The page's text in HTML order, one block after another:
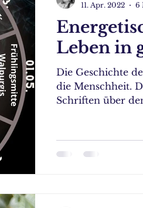
Leben in
Die Geschichte
die Menschheit.
Schriften über
11. Apr. 2022
6